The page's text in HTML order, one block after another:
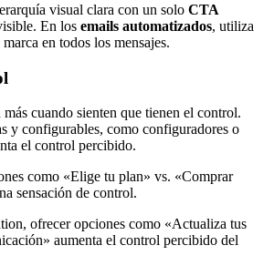
visual clara con un solo CTA
En los emails automatizados, utiliza
en todos los mensajes.
cuando sienten que tienen el control.
y configurables, como configuradores o
el control percibido.
como «Elige tu plan» vs. «Comprar
sensación de control.
ofrecer opciones como «Actualiza tus
aumenta el control percibido del